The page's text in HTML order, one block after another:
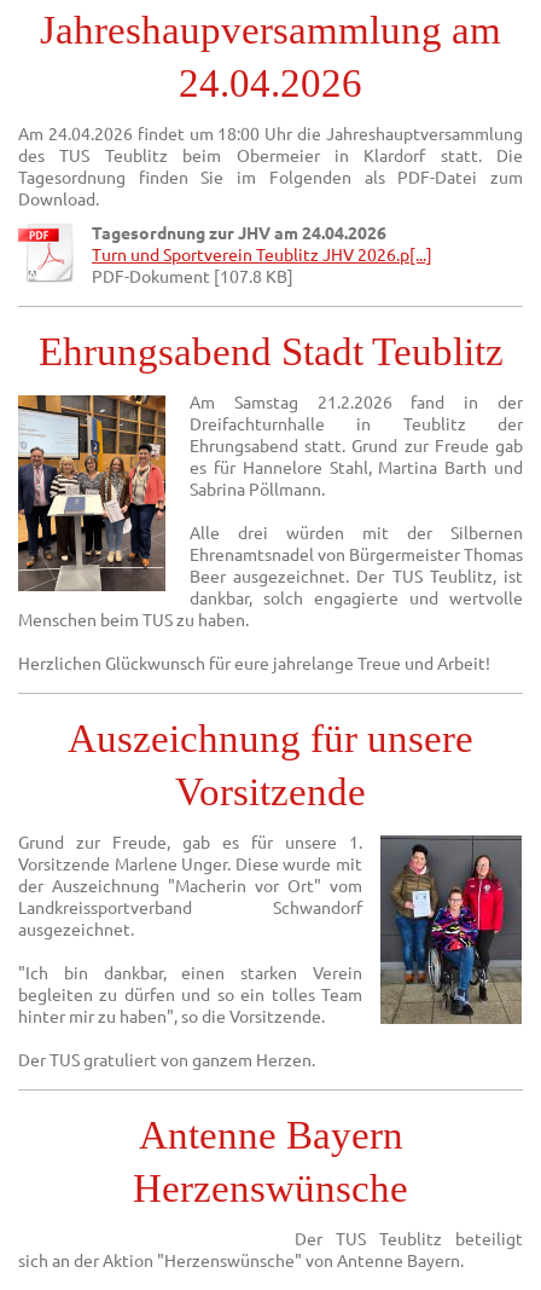
Jahreshaupversammlung am
24.04.2026
Am 24.04.2026 findet um 18:00 Uhr die Jahreshauptversammlung
des TUS Teublitz beim Obermeier in Klardorf statt. Die
Tagesordnung finden Sie im Folgenden als PDF-Datei zum
Download.
Tagesordnung zur JHV am 24.04.2026
Turn und Sportverein Teublitz JHV 2026.p[...]
PDF-Dokument [107.8 KB]
Ehrungsabend Stadt Teublitz
Am Samstag 21.2.2026 fand in der
Dreifachturnhalle in Teublitz der
Ehrungsabend statt. Grund zur Freude gab
es für Hannelore Stahl, Martina Barth und
Sabrina Pöllmann.
Alle drei würden mit der Silbernen
Ehrenamtsnadel von Bürgermeister Thomas
Beer ausgezeichnet. Der TUS Teublitz, ist
dankbar, solch engagierte und wertvolle
Menschen beim TUS zu haben.
Herzlichen Glückwunsch für eure jahrelange Treue und Arbeit!
Auszeichnung für unsere
Vorsitzende
Grund zur Freude, gab es für unsere 1.
Vorsitzende Marlene Unger. Diese wurde mit
der Auszeichnung "Macherin vor Ort" vom
Landkreissportverband Schwandorf
ausgezeichnet.
"Ich bin dankbar, einen starken Verein
begleiten zu dürfen und so ein tolles Team
hinter mir zu haben", so die Vorsitzende.
Der TUS gratuliert von ganzem Herzen.
Antenne Bayern
Herzenswünsche
Der TUS Teublitz beteiligt
sich an der Aktion "Herzenswünsche" von Antenne Bayern.